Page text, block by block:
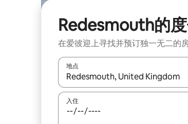
Redesmouth的
在爱彼迎上寻找并预订独一无二的
地点
如有搜索结果，请使用上下方向键查
入住